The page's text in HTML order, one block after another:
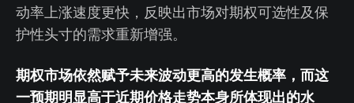
动率上涨速度更快，反映出市场对期权可选性及保
护性头寸的需求重新增强。
期权市场依然赋予未来波动更高的发生概率，而这
一预期明显高于近期价格走势本身所体现出的水